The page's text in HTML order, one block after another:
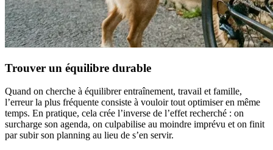
Trouver un équilibre durable
Quand on cherche à équilibrer entraînement, travail et famille,
l’erreur la plus fréquente consiste à vouloir tout optimiser en même
temps. En pratique, cela crée l’inverse de l’effet recherché : on
surcharge son agenda, on culpabilise au moindre imprévu et on finit
par subir son planning au lieu de s’en servir.